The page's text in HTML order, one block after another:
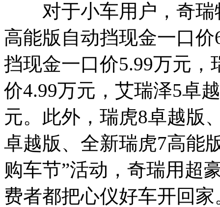
对于小车用户，奇瑞
高能版自动挡现金一口
挡现金一口价5.99万元
价4.99万元，艾瑞泽5卓
元。此外，瑞虎8卓越版
卓越版、全新瑞虎7高能
购车节”活动，奇瑞用超
费者都把心仪好车开回家